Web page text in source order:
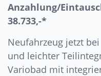
Anzahlung/
38.733,-*
Neufahrzeug jetzt
und leichter
Variobad mit